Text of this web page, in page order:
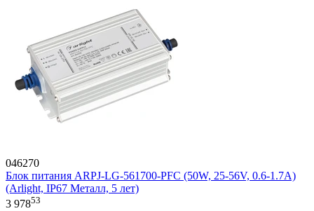
046270
Блок питания ARPJ-LG-561700-PFC (50W, 25-56V, 0.6-1.7A)
(Arlight, IP67 Металл, 5 лет)
3 97853